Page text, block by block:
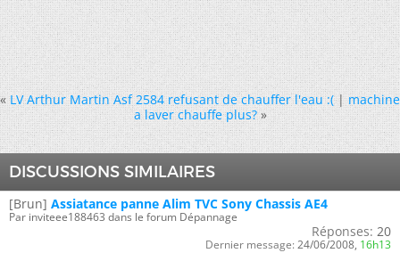
« LV Arthur Martin Asf 2584 refusant de chauffer l'eau :(|machine
a laver chauffe plus? »
DISCUSSIONS SIMILAIRES
[Brun] Assiatance panne Alim TVC Sony Chassis AE4
Par inviteee188463 dans le forum Dépannage
Réponses: 20
Dernier message: 24/06/2008, 16h13